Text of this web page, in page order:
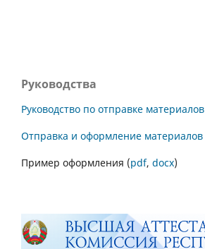
Руководства
Руководство по отправке материалов
Отправка и оформление материалов
Пример оформления (pdf, docx)